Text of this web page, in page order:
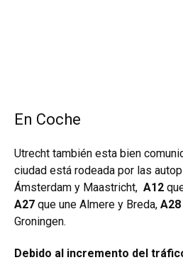
En Coche
Utrecht también esta bien
ciudad está rodeada por las
Ámsterdam y Maastricht, A12
A27 que une Almere y Breda, A28
Groningen.
Debido al incremento del